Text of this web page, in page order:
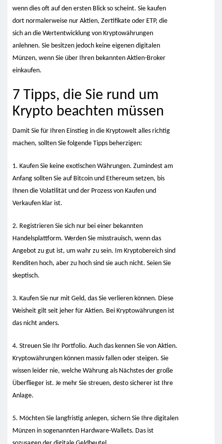
wenn dies oft auf den ersten Blick so scheint. Sie kaufen
dort normalerweise nur Aktien, Zertifikate oder ETP, die
sich an die Wertentwicklung von Kryptowährungen
anlehnen. Sie besitzen jedoch keine eigenen digitalen
Münzen, wenn Sie über Ihren bekannten Aktien-Broker
einkaufen.
7 Tipps, die Sie rund um
Krypto beachten müssen
Damit Sie für Ihren Einstieg in die Kryptowelt alles richtig
machen, sollten Sie folgende Tipps beherzigen:
1. Kaufen Sie keine exotischen Währungen. Zumindest am
Anfang sollten Sie auf Bitcoin und Ethereum setzen, bis
Ihnen die Volatilität und der Prozess von Kaufen und
Verkaufen klar ist.
2. Registrieren Sie sich nur bei einer bekannten
Handelsplattform. Werden Sie misstrauisch, wenn das
Angebot zu gut ist, um wahr zu sein. Im Kryptobereich sind
Renditen hoch, aber zu hoch sind sie auch nicht. Seien Sie
skeptisch.
3. Kaufen Sie nur mit Geld, das Sie verlieren können. Diese
Weisheit gilt seit jeher für Aktien. Bei Kryptowährungen ist
das nicht anders.
4. Streuen Sie Ihr Portfolio. Auch das kennen Sie von Aktien.
Kryptowährungen können massiv fallen oder steigen. Sie
wissen leider nie, welche Währung als Nächstes der große
Überflieger ist. Je mehr Sie streuen, desto sicherer ist Ihre
Anlage.
5. Möchten Sie langfristig anlegen, sichern Sie Ihre digitalen
Münzen in sogenannten Hardware-Wallets. Das ist